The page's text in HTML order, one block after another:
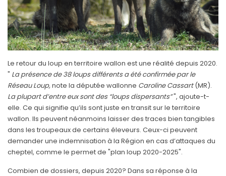
Le retour du loup en territoire wallon est une réalité depuis 2020.
" La présence de 38 loups différents a été confirmée par le
Réseau Loup,note la députée wallonne Caroline Cassart(MR).
La plupart d’entre eux sont des “loups dispersants”", ajoute-t-
elle. Ce qui signifie qu’ils sont juste en transit sur le territoire
wallon. Ils peuvent néanmoins laisser des traces bien tangibles
dans les troupeaux de certains éleveurs. Ceux-ci peuvent
demander une indemnisation à la Région en cas d’attaques du
cheptel, comme le permet de "plan loup 2020-2025".
Combien de dossiers, depuis 2020? Dans sa réponse à la